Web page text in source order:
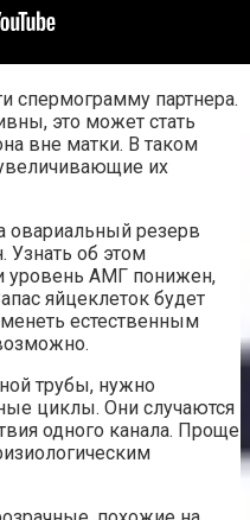
спермограмму партнера.
это может стать
вне матки. В таком
их
овариальный резерв
об этом
уровень АМГ понижен,
яйцеклеток будет
естественным
трубы, нужно
циклы. Они случаются
одного канала. Проще